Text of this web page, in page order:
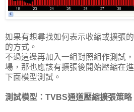
如果有想尋找如何表示收縮或擴張
的方式。
不過這邊再加入一組對照組作測試
場，那也應該有擴張後開始壓縮在
下面模型測試。
測試模型：TVBS通道壓縮擴張策略